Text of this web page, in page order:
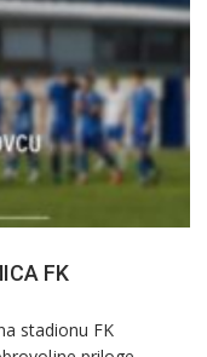
FK
stadionu FK